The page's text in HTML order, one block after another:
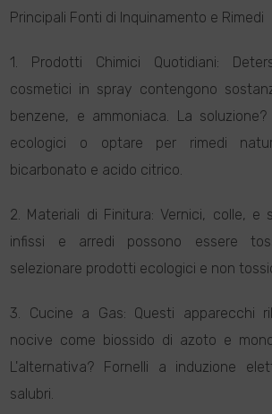
Principali Fonti di Inquinamento e Rimedi
1. Prodotti Chimici Quotidiani:
cosmetici in spray contengono
benzene, e ammoniaca. La
ecologici o optare per rimedi
bicarbonato e acido citrico.
2. Materiali di Finitura: Vernici, colle, e
infissi e arredi possono essere
selezionare prodotti ecologici e non
3. Cucine a Gas: Questi apparecchi
nocive come biossido di azoto e
L'alternativa? Fornelli a induzione
salubri.